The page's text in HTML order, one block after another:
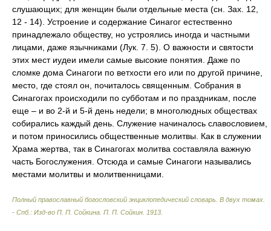
слушающих; для женщин были отдельные места (сн. Зах. 12,
12 - 14). Устроение и содержание Синагог естественно
принадлежало обществу, но устроялись иногда и частными
лицами, даже язычниками (Лук. 7. 5). О важности и святости
этих мест иудеи имели самые высокие понятия. Даже по
сломке дома Синагоги по ветхости его или по другой причине,
место, где стоял он, почиталось священным. Собрания в
Синагогах происходили по субботам и по праздникам, после
еще – и во 2-й и 5-й день недели; в многолюдных обществах
собирались каждый день. Служение начиналось славословием,
и потом приносились общественные молитвы. Как в служении
Храма жертва, так в Синагогах молитва составляла важную
часть Богослужения. Отсюда и самые Синагоги назывались
местами молитвы и молитвенницами.
Полный православный богословский энциклопедический словарь. В двух томах.
- Спб.: Изд-во П. П. Сойкина П. П. Сойкин 1913